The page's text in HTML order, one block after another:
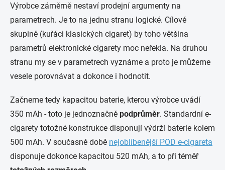
Výrobce záměrně nestaví prodejní argumenty na
parametrech. Je to na jednu stranu logické. Cílové
skupině (kuřáci klasických cigaret) by toho většina
parametrů elektronické cigarety moc neřekla. Na druhou
stranu my se v parametrech vyznáme a proto je můžeme
vesele porovnávat a dokonce i hodnotit.
Začneme tedy kapacitou baterie, kterou výrobce uvádí
350 mAh - toto je jednoznačně podprůměr. Standardní e-
cigarety totožné konstrukce disponují výdrží baterie kolem
500 mAh. V současné době nejoblíbenější POD e-cigareta
disponuje dokonce kapacitou 520 mAh, a to při téměř